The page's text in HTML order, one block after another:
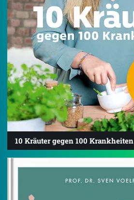
10 Kräuter gegen 100 Krankheiten